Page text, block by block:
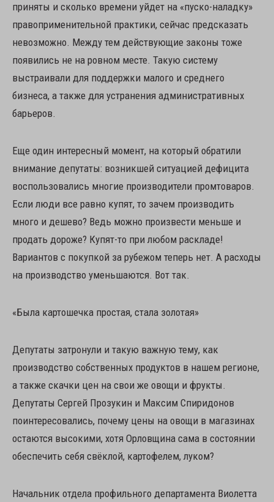
приняты и сколько времени уйдет на «пуско-наладку»
правоприменительной практики, сейчас предсказать
невозможно. Между тем действующие законы тоже
появились не на ровном месте. Такую систему
выстраивали для поддержки малого и среднего
бизнеса, а также для устранения административных
барьеров.
Еще один интересный момент, на который обратили
внимание депутаты: возникшей ситуацией дефицита
воспользовались многие производители промтоваров.
Если люди все равно купят, то зачем производить
много и дешево? Ведь можно произвести меньше и
продать дороже? Купят-то при любом раскладе!
Вариантов с покупкой за рубежом теперь нет. А расходы
на производство уменьшаются. Вот так.
«Была картошечка простая, стала золотая»
Депутаты затронули и такую важную тему, как
производство собственных продуктов в нашем регионе,
а также скачки цен на свои же овощи и фрукты.
Депутаты Сергей Прозукин и Максим Спиридонов
поинтересовались, почему цены на овощи в магазинах
остаются высокими, хотя Орловщина сама в состоянии
обеспечить себя свёклой, картофелем, луком?
Начальник отдела профильного департамента Виолетта